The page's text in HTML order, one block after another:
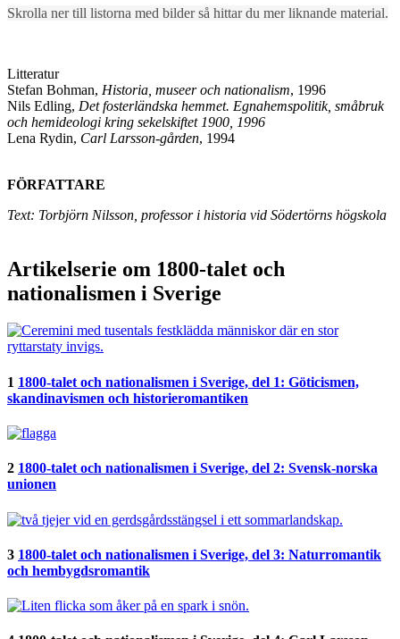
Skrolla ner till listorna med bilder så hittar du mer liknande material.
Litteratur
Stefan Bohman, Historia, museer och nationalism, 1996
Nils Edling, Det fosterländska hemmet. Egnahemspolitik, småbruk
och hemideologi kring sekelskiftet 1900, 1996
Lena Rydin, Carl Larsson-gården, 1994
FÖRFATTARE
Text: Torbjörn Nilsson, professor i historia vid Södertörns högskola
Artikelserie om 1800-talet och
nationalismen i Sverige
1 1800-talet och nationalismen i Sverige, del 1: Göticismen,
skandinavismen och historieromantiken
2 1800-talet och nationalismen i Sverige, del 2: Svensk-norska
unionen
3 1800-talet och nationalismen i Sverige, del 3: Naturromantik
och hembygdsromantik